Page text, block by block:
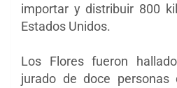
importar y distribuir 800
Estados Unidos.
Los Flores fueron
jurado de doce